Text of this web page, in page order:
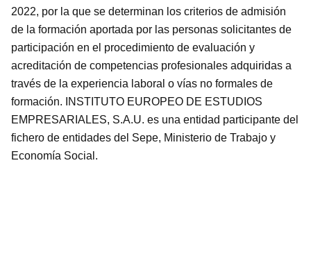
2022, por la que se determinan los criterios de admisión
de la formación aportada por las personas solicitantes de
participación en el procedimiento de evaluación y
acreditación de competencias profesionales adquiridas a
través de la experiencia laboral o vías no formales de
formación. INSTITUTO EUROPEO DE ESTUDIOS
EMPRESARIALES, S.A.U. es una entidad participante del
fichero de entidades del Sepe, Ministerio de Trabajo y
Economía Social.